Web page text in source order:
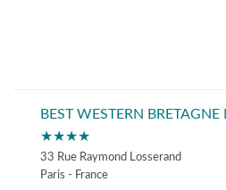
BEST WESTERN
★★★★
33 Rue Raymond Losserand
Paris - France